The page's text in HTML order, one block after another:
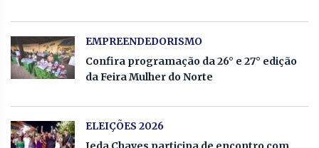
EMPREENDEDORISMO
Confira programação da 26° e 27° edição
da Feira Mulher do Norte
ELEIÇÕES 2026